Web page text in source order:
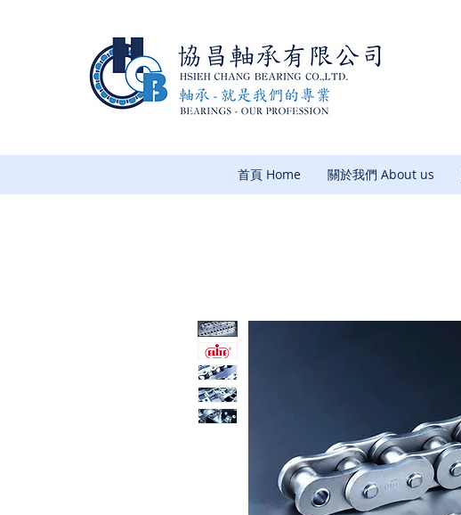
首頁 Home 關於我們 About us